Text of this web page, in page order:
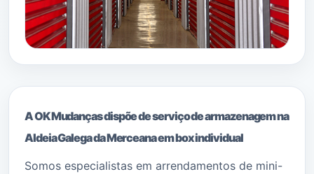
A OK Mudanças dispõe de serviço de armazenagem na
Aldeia Galega da Merceana em box individual
Somos especialistas em arrendamentos de mini-